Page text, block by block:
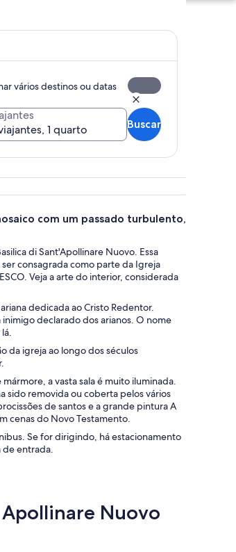
vários destinos ou datas
1 quarto
Buscar
com um passado turbulento,
di Sant'Apollinare Nuovo. Essa
consagrada como parte da Igreja
Veja a arte do interior, considerada
dedicada ao Cristo Redentor.
declarado dos arianos. O nome
da igreja ao longo dos séculos
a vasta sala é muito iluminada.
sido removida ou coberta pelos vários
de santos e a grande pintura A
cenas do Novo Testamento.
Se for dirigindo, há estacionamento
de entrada.
Nuovo